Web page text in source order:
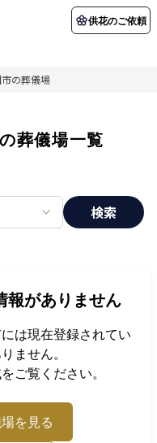
供花のご依頼
の儀とは？
用地募集
様の声
のご依頼
の葬儀場
の葬儀場一覧
検索
報がありません
には現在登録されてい
ません。
ご覧ください。
を見る